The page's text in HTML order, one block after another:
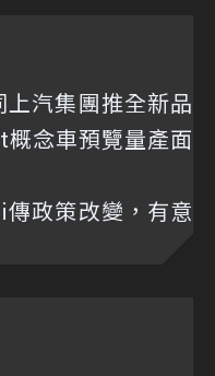
汽集團推全新品
念車預覽量產面
政策改變，有意